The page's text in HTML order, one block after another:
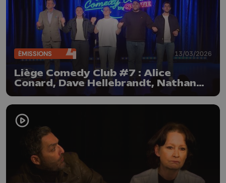
ÉMISSIONS 13/03/2026
Liège Comedy Club #7 : Alice
Conard, Dave Hellebrandt, Nathan
Drappa et Etienne S